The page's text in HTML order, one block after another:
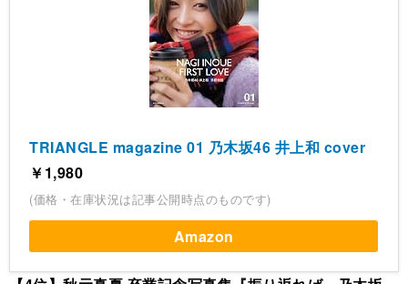
TRIANGLE magazine 01 乃木坂46 井上和 cover
￥1,980
(価格・在庫状況は記事公開時点のものです)
Amazon